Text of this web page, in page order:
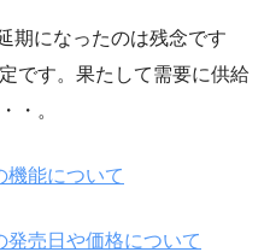
期になったのは残念です
です。果たして需要に供給
・。
機能について
発売日や価格について